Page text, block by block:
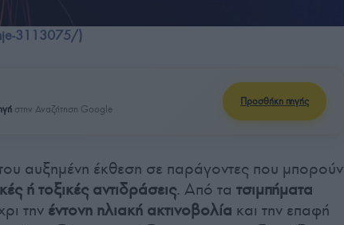
3113075/)
στην Αναζήτηση Google
Προσθήκη πηγής
αυξημένη έκθεση σε παράγοντες που μπορούν
ή τοξικές αντιδράσεις. Από τα τσιμπήματα
την έντονη ηλιακή ακτινοβολία και την επαφή